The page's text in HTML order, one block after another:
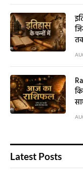
Latest Posts